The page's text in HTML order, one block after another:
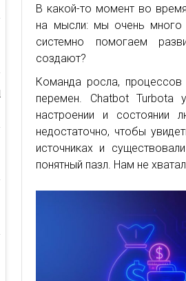
В какой-то момент во
на мысли: мы очень много
системно помогаем
создают?
Команда росла,
перемен. Chatbot Turbota
настроении и состоянии
недостаточно, чтобы
источниках и
понятный пазл. Нам не